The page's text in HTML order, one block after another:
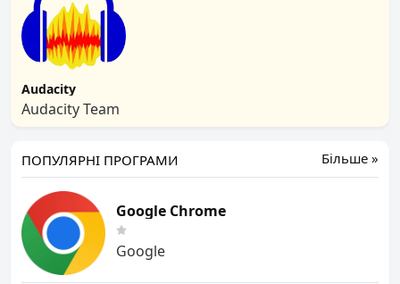
Audacity
Audacity Team
Більше »
ПОПУЛЯРНІ ПРОГРАМИ
Google Chrome
Google